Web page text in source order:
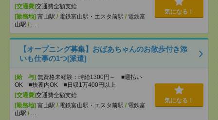
[交通費]交通費全額支給
[勤務地] 富山駅 / 電鉄富山駅・エスタ前駅 / 電鉄富
山駅 / …
気になる！
【オープニング募集】おばあちゃんのお散歩付き添
いも仕事の1つ[派遣]
[給 与] 無資格未経験：時給1300円～ ■週払い
OK ■扶養内OK ■日収1万400円以上
[交通費]交通費全額支給
[勤務地] 富山駅 / 電鉄富山駅・エスタ前駅 / 電鉄富
山駅 / …
気になる！